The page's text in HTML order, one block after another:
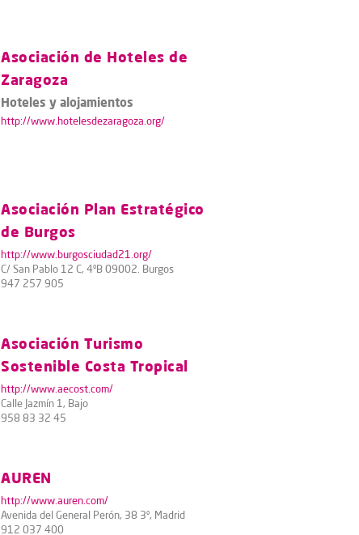
Asociación de Hoteles de
Zaragoza
Hoteles y alojamientos
http://www.hotelesdezaragoza.org/
Asociación Plan Estratégico
de Burgos
http://www.burgosciudad21.org/
C/ San Pablo 12 C, 4ºB 09002. Burgos
947 257 905
Asociación Turismo
Sostenible Costa Tropical
http://www.aecost.com/
Calle Jazmín 1, Bajo
958 83 32 45
AUREN
http://www.auren.com/
Avenida del General Perón, 38 3º, Madrid
912 037 400